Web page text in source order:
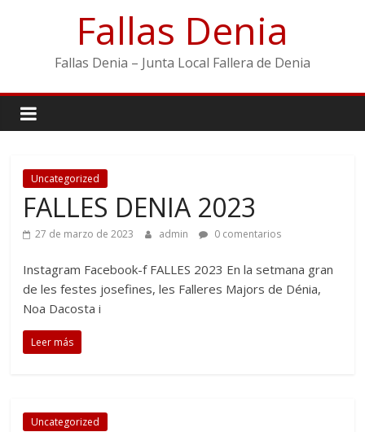
Fallas Denia
Fallas Denia – Junta Local Fallera de Denia
Uncategorized
FALLES DENIA 2023
27 de marzo de 2023 admin 0 comentarios
Instagram Facebook-f FALLES 2023 En la setmana gran
de les festes josefines, les Falleres Majors de Dénia,
Noa Dacosta i
Leer más
Uncategorized